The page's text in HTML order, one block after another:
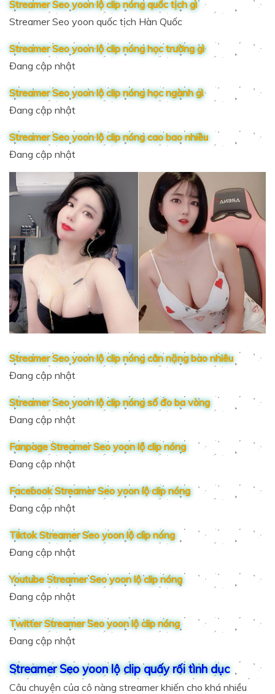
Streamer Seo yoon lộ clip nóng quốc tịch gì
Streamer Seo yoon quốc tịch Hàn Quốc
Streamer Seo yoon lộ clip nóng học trường gì
Đang cập nhật
Streamer Seo yoon lộ clip nóng học ngành gì
Đang cập nhật
Streamer Seo yoon lộ clip nóng cao bao nhiêu
Đang cập nhật
Streamer Seo yoon lộ clip nóng cân nặng bao nhiêu
Đang cập nhật
Streamer Seo yoon lộ clip nóng số đo ba vòng
Đang cập nhật
Fanpage Streamer Seo yoon lộ clip nóng
Đang cập nhật
Facebook Streamer Seo yoon lộ clip nóng
Đang cập nhật
Tiktok Streamer Seo yoon lộ clip nóng
Đang cập nhật
Youtube Streamer Seo yoon lộ clip nóng
Đang cập nhật
Twitter Streamer Seo yoon lộ clip nóng
Đang cập nhật
Streamer Seo yoon lộ clip quấy rối tình dục
Câu chuyện của cô nàng streamer khiến cho khá nhiều